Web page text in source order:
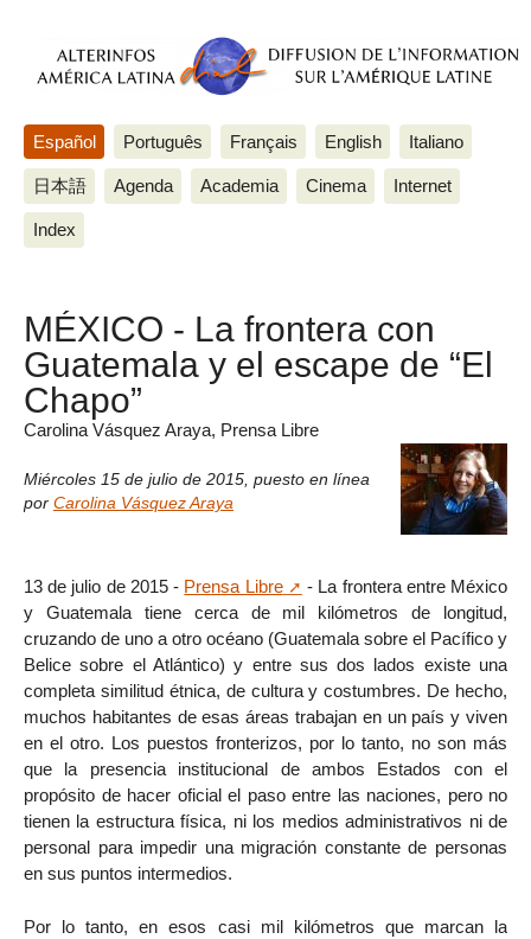
Español Português Français English Italiano
日本語 Agenda Academia Cinema Internet
Index
MÉXICO - La frontera con
Guatemala y el escape de “El
Chapo”
Carolina Vásquez Araya, Prensa Libre
Miércoles 15 de julio de 2015 puesto en línea
por Carolina Vásquez Araya
13 de julio de 2015 - Prensa Libre
- La frontera entre México
y Guatemala tiene cerca de mil kilómetros de longitud,
cruzando de uno a otro océano (Guatemala sobre el Pacífico y
Belice sobre el Atlántico) y entre sus dos lados existe una
completa similitud étnica, de cultura y costumbres. De hecho,
muchos habitantes de esas áreas trabajan en un país y viven
en el otro. Los puestos fronterizos, por lo tanto, no son más
que la presencia institucional de ambos Estados con el
propósito de hacer oficial el paso entre las naciones, pero no
tienen la estructura física, ni los medios administrativos ni de
personal para impedir una migración constante de personas
en sus puntos intermedios.
Por lo tanto, en esos casi mil kilómetros que marcan la